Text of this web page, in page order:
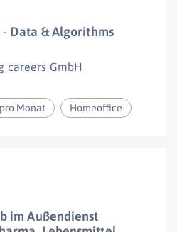
Data & Algorithms
careers GmbH
Monat Homeoffice
im Außendienst